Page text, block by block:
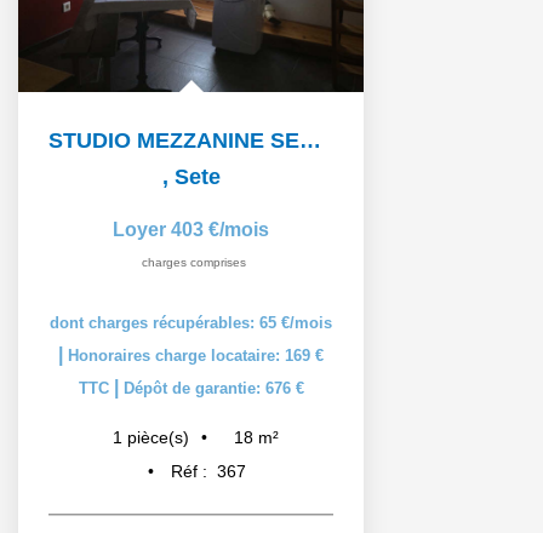
STUDIO MEZZANINE SETE - 1 pièce(s) - 19 m2
, Sete
Loyer 403 €/mois
charges comprises
dont charges récupérables: 65 €/mois
Honoraires charge locataire: 169 €
TTC
Dépôt de garantie: 676 €
1 pièce(s) 18 m²
Réf : 367